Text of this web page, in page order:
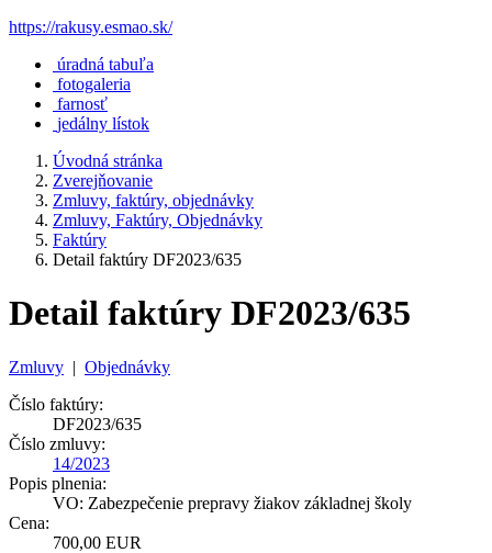
https://rakusy.esmao.sk/
úradná tabuľa
fotogaleria
farnosť
jedálny lístok
Úvodná stránka
Zverejňovanie
Zmluvy, faktúry, objednávky
Zmluvy, Faktúry, Objednávky
Faktúry
Detail faktúry DF2023/635
Detail faktúry DF2023/635
Zmluvy | Objednávky
Číslo faktúry:
DF2023/635
Číslo zmluvy:
14/2023
Popis plnenia:
VO: Zabezpečenie prepravy žiakov základnej školy
Cena:
700,00 EUR